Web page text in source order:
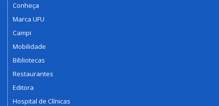
Conheça
Marca UFU
Campi
Mobilidade
Bibliotecas
Restaurantes
Editora
Hospital de Clínicas